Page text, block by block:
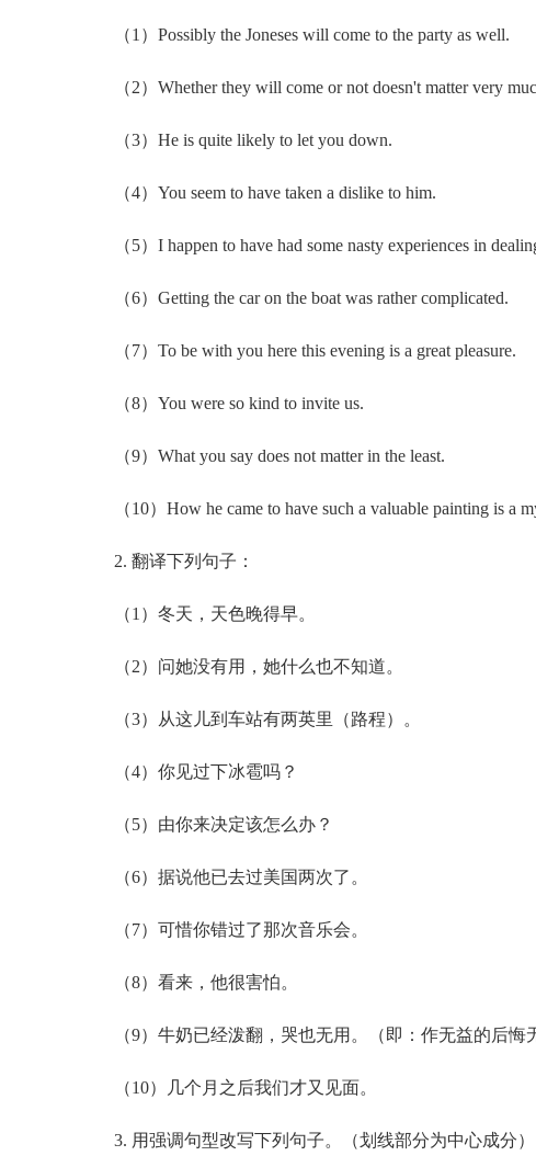
（1）Possibly the Joneses will come to the party as well.
（2）Whether they will come or not doesn't matter very
（3）He is quite likely to let you down.
（4）You seem to have taken a dislike to him.
（5）I happen to have had some nasty experiences in
（6）Getting the car on the boat was rather complicated.
（7）To be with you here this evening is a great pleasure.
（8）You were so kind to invite us.
（9）What you say does not matter in the least.
（10）How he came to have such a valuable painting is a
2. 翻译下列句子：
（1）冬天，天色晚得早。
（2）问她没有用，她什么也不知道。
（3）从这儿到车站有两英里（路程）。
（4）你见过下冰雹吗？
（5）由你来决定该怎么办？
（6）据说他已去过美国两次了。
（7）可惜你错过了那次音乐会。
（8）看来，他很害怕。
（9）牛奶已经泼翻，哭也无用。（即：作无益的后悔
（10）几个月之后我们才又见面。
3. 用强调句型改写下列句子。（划线部分为中心成分）